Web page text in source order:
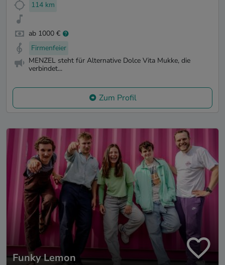
114 km
ab 1000 €
Firmenfeier
MENZEL steht für Alternative Dolce Vita Mukke, die
verbindet...
Zum Profil
Funky Lemon